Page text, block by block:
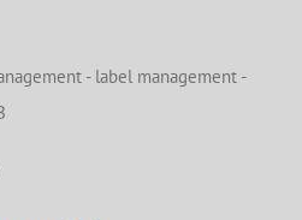
- label management -